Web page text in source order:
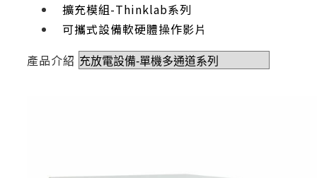
擴充模組-Thinklab系列
可攜式設備軟硬體操作影片
產品介紹